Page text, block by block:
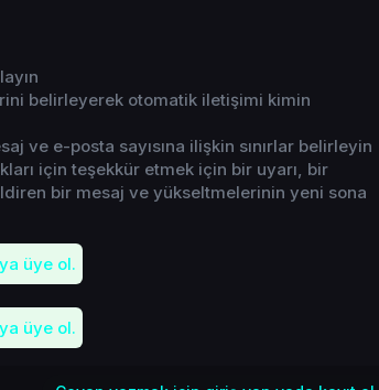
belirleyerek otomatik iletişimi kimin
ve e-posta sayısına ilişkin sınırlar belirleyin
için teşekkür etmek için bir uyarı, bir
bir mesaj ve yükseltmelerinin yeni sona
üye ol.
üye ol.